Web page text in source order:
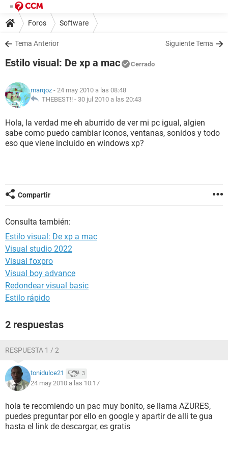
Foros Software
Tema Anterior Siguiente Tema
Estilo visual: De xp a mac Cerrado
marqoz - 24 may 2010 a las 08:48
THEBEST!! - 30 jul 2010 a las 20:43
Hola, la verdad me eh aburrido de ver mi pc igual, algien
sabe como puedo cambiar iconos, ventanas, sonidos y todo
eso que viene incluido en windows xp?
Compartir
Consulta también:
Estilo visual: De xp a mac
Visual studio 2022
Visual foxpro
Visual boy advance
Redondear visual basic
Estilo rápido
2 respuestas
RESPUESTA 1 / 2
tonidulce21 3
24 may 2010 a las 10:17
hola te recomiendo un pac muy bonito, se llama AZURES,
puedes preguntar por ello en google y apartir de alli te gua
hasta el link de descargar, es gratis